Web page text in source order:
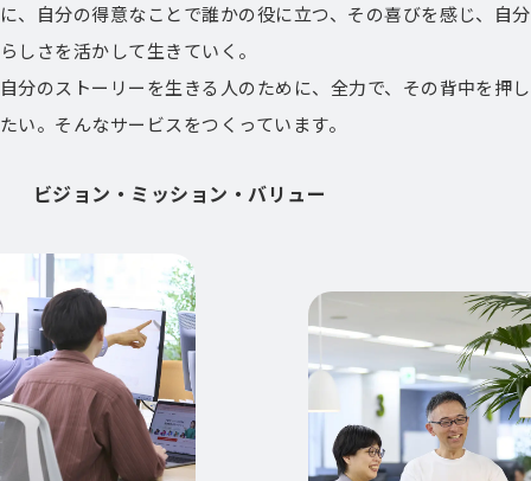
に、自分の得意なことで誰かの役に立つ、その喜びを感じ、自分
らしさを活かして生きていく。
自分のストーリーを生きる人のために、全力で、その背中を押し
たい。そんなサービスをつくっています。
ビジョン・ミッション・バリュー